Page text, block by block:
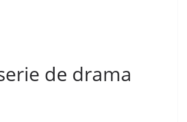
de drama